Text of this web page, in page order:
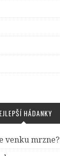
HÁDANKY
venku mrzne?